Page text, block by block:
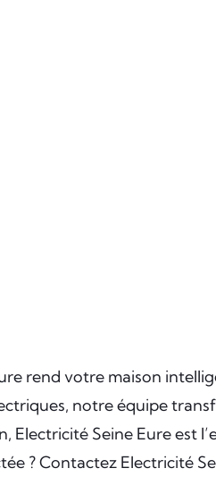
rend votre maison
notre équipe
Electricité Seine Eure est
? Contactez Electricité